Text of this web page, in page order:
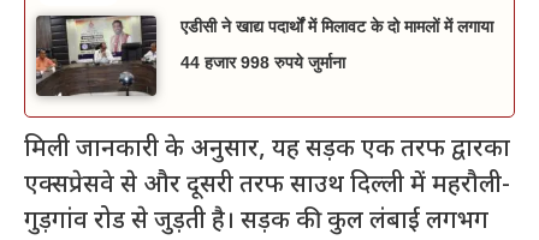
एडीसी ने खाद्य पदार्थों में मिलावट के दो मामलों में लगाया
44 हजार 998 रुपये जुर्माना
मिली जानकारी के अनुसार, यह सड़क एक तरफ द्वारका
एक्सप्रेसवे से और दूसरी तरफ साउथ दिल्ली में महरौली-
गुड़गांव रोड से जुड़ती है। सड़क की कुल लंबाई लगभग